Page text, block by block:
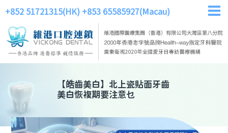
+852 51721315(HK) +853 65585927(Macau)
【皓齒美白】 北上瓷貼面牙齒
美白恢複期要注意乜